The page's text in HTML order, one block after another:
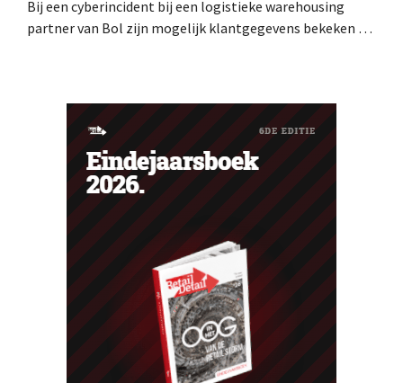
Bij een cyberincident bij een logistieke warehousing
partner van Bol zijn mogelijk klantgegevens bekeken of